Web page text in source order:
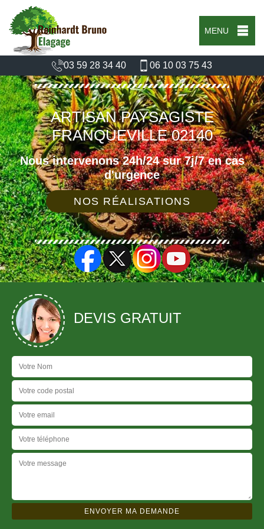
MENU
03 59 28 34 40 06 10 03 75 43
ARTISAN PAYSAGISTE
FRANQUEVILLE 02140
Nous intervenons 24h/24 sur 7j/7 en cas
d'urgence
NOS RÉALISATIONS
DEVIS GRATUIT